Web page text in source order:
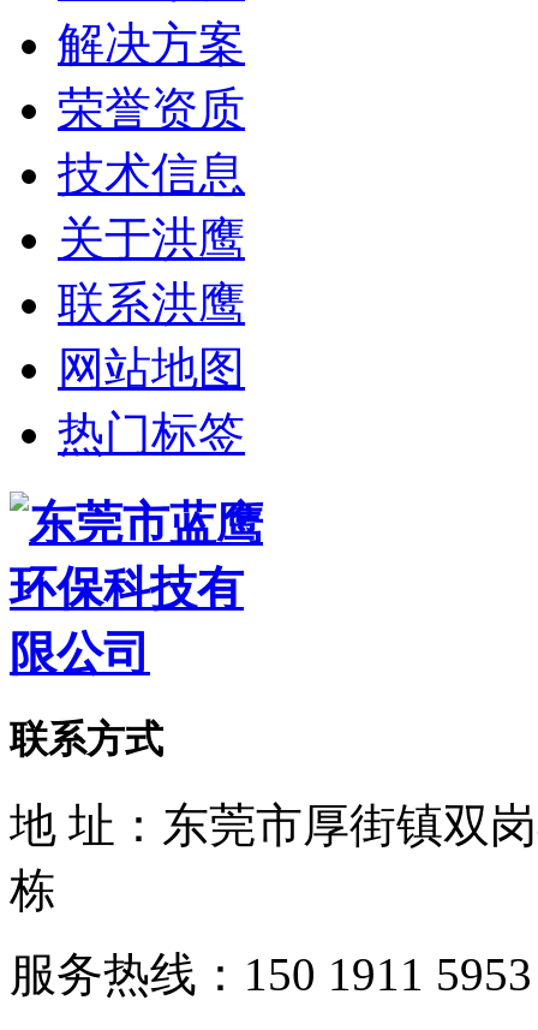
解决方案
荣誉资质
技术信息
关于洪鹰
联系洪鹰
网站地图
热门标签
联系方式
地 址：东莞市厚街镇双
栋
服务热线：150 1911 5953